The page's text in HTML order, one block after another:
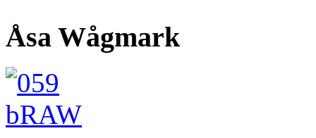
Åsa Wågmark